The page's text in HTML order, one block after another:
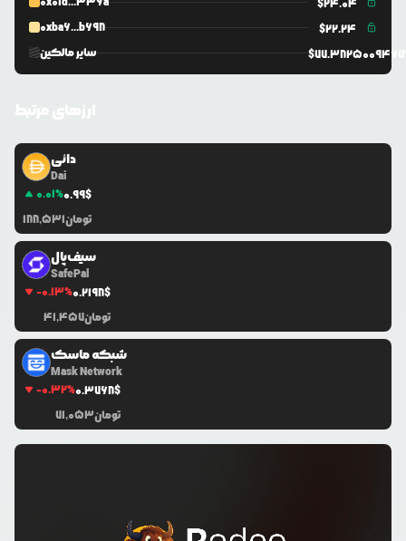
$24.04
0xba6...b698
$22.24
سایر مالکین
$
دائی
Dai
0.01%0.99$
188,531تومان
سیف‌پال
SafePal
-0.13%0.2198$
41,457تومان
شبکه ماسک
Mask Network
-0.32%0.3768$
71,053تومان